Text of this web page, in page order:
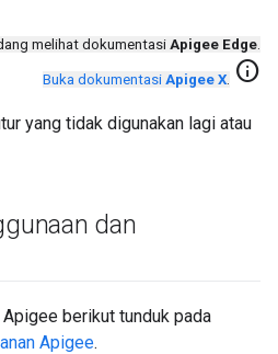
melihat dokumentasiApigee Edge.
Buka dokumentasi Apigee X. info
yang tidak digunakan lagi atau
dan
berikut tunduk pada
Apigee.